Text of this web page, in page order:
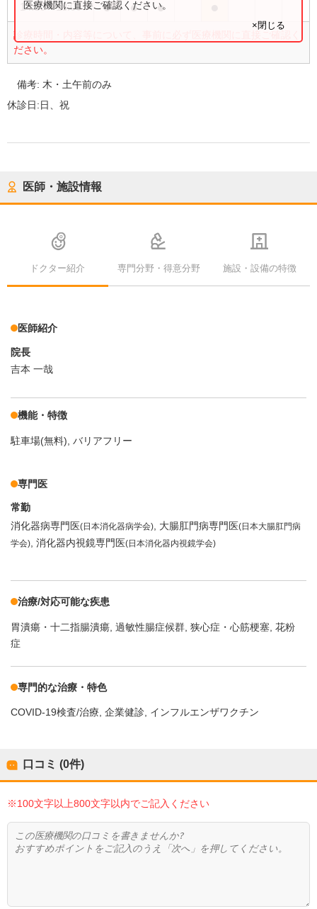
14:30〜18:00 ● ● ●
診療時間・内容等について、事前に必ず医療機関に直接ご確認く
ださい。
医療機関に直接ご確認ください。
×閉じる
備考: 木・土午前のみ
休診日:日、祝
医師・施設情報
ドクター紹介 専門分野・得意分野 施設・設備の特徴
医師紹介
院長
吉本 一哉
機能・特徴
駐車場(無料) バリアフリー
専門医
常勤
消化器病専門医(日本消化器病学会) 大腸肛門病専門医(日本大腸肛門病
学会) 消化器内視鏡専門医(日本消化器内視鏡学会)
治療/対応可能な疾患
胃潰瘍・十二指腸潰瘍 過敏性腸症候群 狭心症・心筋梗塞 花粉
症
専門的な治療・特色
COVID-19検査/治療 企業健診 インフルエンザワクチン
口コミ (0件)
※100文字以上800文字以内でご記入ください